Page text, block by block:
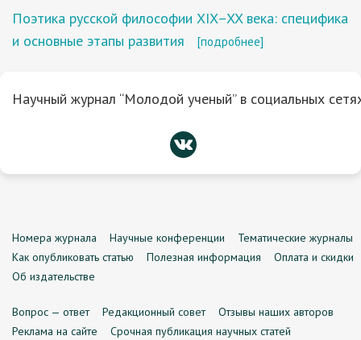
Поэтика русской философии XIX–XX века: специфика
и основные этапы развития
[подробнее]
Научный журнал “Молодой ученый” в социальных
Номера журнала Научные конференции
Тематические журналы
Как опубликовать статью
Полезная информация
Оплата и скидки
Об издательстве
Вопрос — ответ Редакционный совет
Отзывы наших авторов
Реклама на сайте
Срочная публикация научных статей